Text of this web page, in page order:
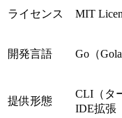
ライセンス MIT
開発言語 Go（
提供形態
CLI（タ
IDE拡張